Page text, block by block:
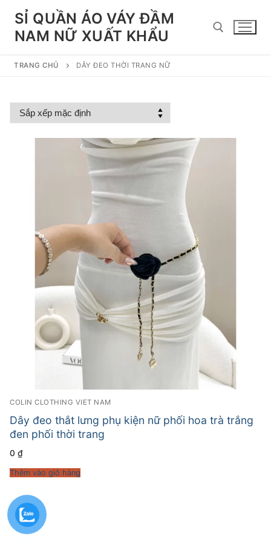
Chuyển
đếnSỈ QUẦN ÁO VÁY ĐẦM
NAM NỮ XUẤT KHẨU
TRANG CHỦ DÂY ĐEO THỜI TRANG NỮ
COLIN CLOTHING VIET NAM
Dây đeo thắt lưng phụ kiện nữ phối hoa trà trắng
đen phối thời trang
0 ₫
Thêm vào giỏ hàng